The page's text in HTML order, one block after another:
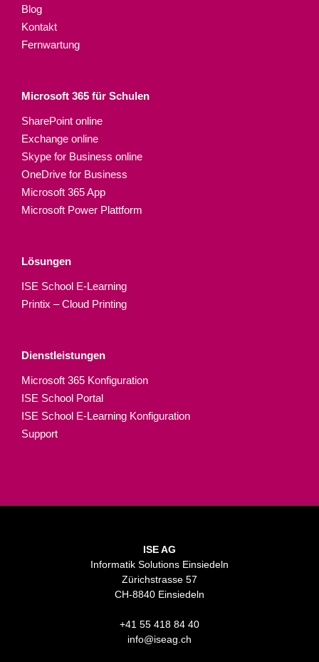
Blog
Kontakt
Fernwartung
Microsoft 365 für Schulen​
SharePoint online
Exchange online
Skype for Business online
OneDrive for Business
Microsoft 365 App
Microsoft Power Plattform
Lösungen
ISE School E-Learning
Printix – Cloud Printing
Dienstleistungen
Microsoft 365 Konfiguration
ISE School Portal
ISE School E-Learning Konfiguration
Support
ISE AG
Informatik Solutions Einsiedeln
Zürichstrasse 57
CH-8840 Einsiedeln
+41 55 418 84 40
info@iseag.ch